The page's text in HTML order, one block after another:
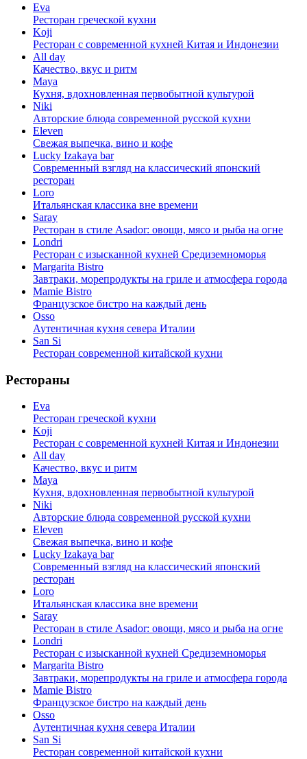
Eva
Ресторан греческой кухни
Koji
Ресторан с cовременной кухней Китая и Индонезии
All day
Качество, вкус и ритм
Maya
Кухня, вдохновленная первобытной культурой
Niki
Авторские блюда современной русской кухни
Eleven
Свежая выпечка, вино и кофе
Lucky Izakaya bar
Современный взгляд на классический японский
ресторан
Loro
Итальянская классика вне времени
Saray
Ресторан в стиле Asador: овощи, мясо и рыба на огне
Londri
Ресторан с изысканной кухней Средиземноморья
Margarita Bistro
Завтраки, морепродукты на гриле и атмосфера города
Mamie Bistro
Французское бистро на каждый день
Osso
Аутентичная кухня севера Италии
San Si
Ресторан современной китайской кухни
Рестораны
Eva
Ресторан греческой кухни
Koji
Ресторан с cовременной кухней Китая и Индонезии
All day
Качество, вкус и ритм
Maya
Кухня, вдохновленная первобытной культурой
Niki
Авторские блюда современной русской кухни
Eleven
Свежая выпечка, вино и кофе
Lucky Izakaya bar
Современный взгляд на классический японский
ресторан
Loro
Итальянская классика вне времени
Saray
Ресторан в стиле Asador: овощи, мясо и рыба на огне
Londri
Ресторан с изысканной кухней Средиземноморья
Margarita Bistro
Завтраки, морепродукты на гриле и атмосфера города
Mamie Bistro
Французское бистро на каждый день
Osso
Аутентичная кухня севера Италии
San Si
Ресторан современной китайской кухни